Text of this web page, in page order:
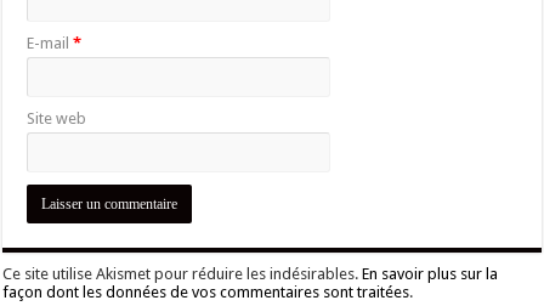
E-mail*
Site web
Ce site utilise Akismet pour réduire les indésirables.En savoir plus sur la
façon dont les données de vos commentaires sont traitées.